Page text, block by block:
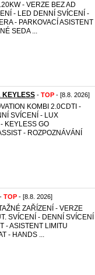
- VERZE BEZ AD
- LED DENNÍ SVÍCENÍ -
- PARKOVACÍ ASISTENT
SEDA ...
KEYLESS - TOP - [8.8. 2026]
KOMBI 2.0CDTI -
SVÍCENÍ - LUX
KEYLESS GO
- ROZPOZNÁVÁNÍ
- TOP - [8.8. 2026]
ZAŘÍZENÍ - VERZE
SVÍCENÍ - DENNÍ SVÍCENÍ
- ASISTENT LIMITU
- HANDS ...